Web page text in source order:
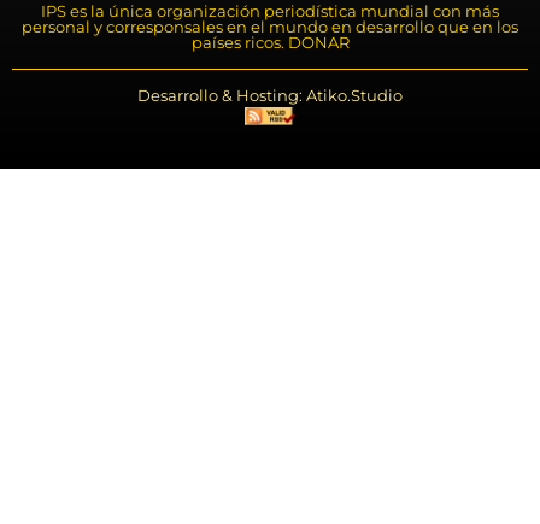
IPS es la única organización periodística mundial con más
personal y corresponsales en el mundo en desarrollo que en los
países ricos. DONAR
Desarrollo & Hosting: Atiko.Studio